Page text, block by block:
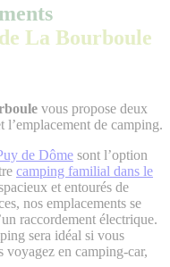
La Bourboule
vous propose deux
l’emplacement de camping.
de Dôme sont l’option
camping familial dans le
et entourés de
nos emplacements se
raccordement électrique.
sera idéal si vous
voyagez en camping-car,